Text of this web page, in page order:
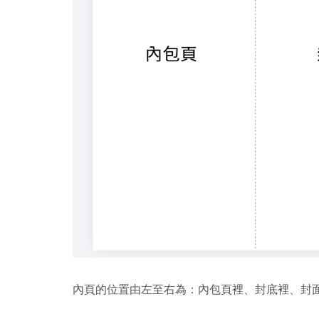
內頁的位置由左至右為：內包頁裡、封底裡、封